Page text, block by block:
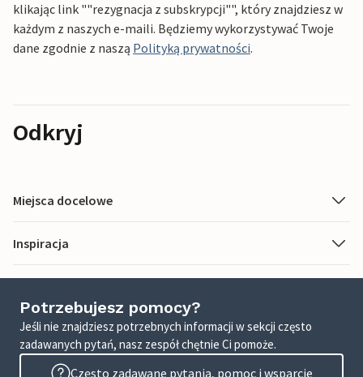
klikając link ""rezygnacja z subskrypcji"", który znajdziesz w
każdym z naszych e-maili. Będziemy wykorzystywać Twoje
dane zgodnie z naszą Polityką prywatności.
Odkryj
Miejsca docelowe
Inspiracja
Potrzebujesz pomocy?
Jeśli nie znajdziesz potrzebnych informacji w sekcji często
zadawanych pytań, nasz zespół chętnie Ci pomoże.
Często zadawane pytania, pomoc i wsparcie